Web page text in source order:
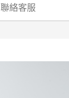
聯絡客服